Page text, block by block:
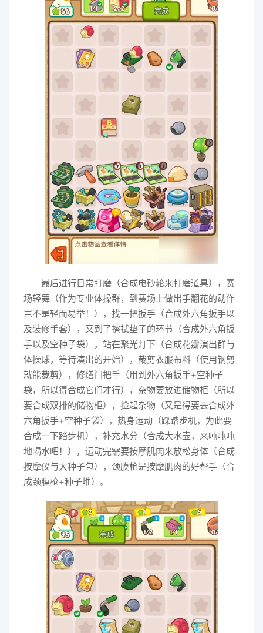
最后进行日常打磨（合成电砂轮来打磨道具），赛
场轻舞（作为专业体操群，到赛场上做出手翻花的动作
岂不是轻而易举！），找一把扳手（合成外六角扳手以
及装修手套），又到了擦拭垫子的环节（合成外六角扳
手以及空种子袋），站在聚光灯下（合成花瓣演出群与
体操球，等待演出的开始），裁剪衣服布料（使用钢剪
就能裁剪），修缮门把手（用到外六角扳手+空种子
袋，所以得合成它们才行），杂物要放进储物柜（所以
要合成双排的储物柜），捡起杂物（又是得要去合成外
六角扳手+空种子袋），热身运动（踩踏步机，为此要
合成一下踏步机），补充水分（合成大水壶，来吨吨吨
地喝水吧！），运动完需要按摩肌肉来放松身体（合成
按摩仪与大种子包），颈膜枪是按摩肌肉的好帮手（合
成颈膜枪+种子堆）。